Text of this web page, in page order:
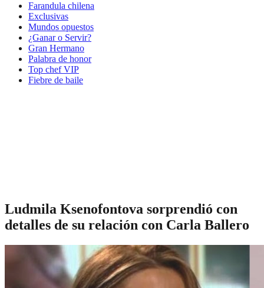
Farandula chilena
Exclusivas
Mundos opuestos
¿Ganar o Servir?
Gran Hermano
Palabra de honor
Top chef VIP
Fiebre de baile
Ludmila Ksenofontova sorprendió con
detalles de su relación con Carla Ballero